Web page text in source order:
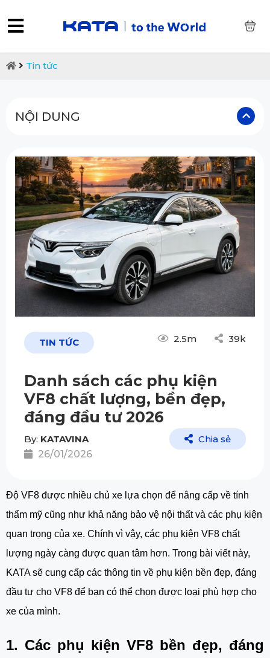
Tin tức
NỘI DUNG
TIN TỨC 2.5m 39k
Danh sách các phụ kiện
VF8 chất lượng, bền đẹp,
đáng đầu tư 2026
By: KATAVINA
26/01/2026
Chia sẻ
Độ VF8 được nhiều chủ xe lựa chọn để nâng cấp về tính
thẩm mỹ cũng như khả năng bảo vệ nội thất và các phụ kiện
quan trọng của xe. Chính vì vậy, các phụ kiện VF8 chất
lượng ngày càng được quan tâm hơn. Trong bài viết này,
KATA sẽ cung cấp các thông tin về phụ kiện bền đẹp, đáng
đầu tư cho VF8 để bạn có thể chọn được loại phù hợp cho
xe của mình.
1. Các phụ kiện VF8 bền đẹp, đáng